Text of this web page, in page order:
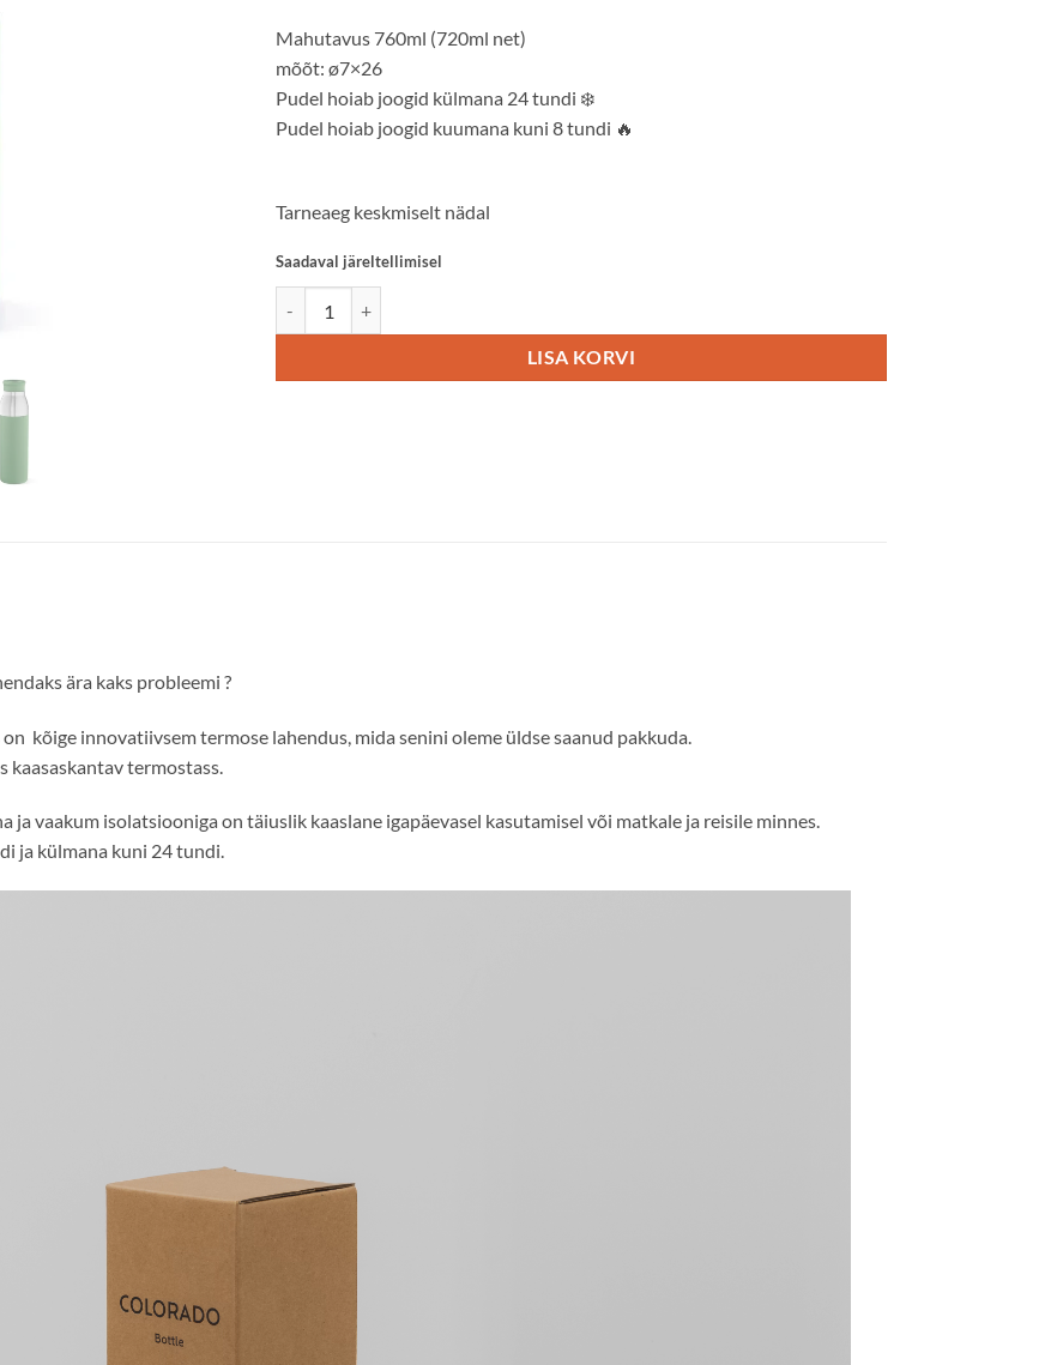
Mahutavus 760ml (720ml net)
mõõt: ø7×26
Pudel hoiab joogid külmana 24 tundi ❄️
Pudel hoiab joogid kuumana kuni 8 tundi 🔥
Tarneaeg keskmiselt nädal
Saadaval järeltellimisel
LISA KORVI
ära kaks probleemi ?
kõige innovatiivsem termose lahendus, mida senini oleme üldse saanud pakkuda.
kaasaskantav termostass.
ja vaakum isolatsiooniga on täiuslik kaaslane igapäevasel kasutamisel või matkale ja reisile minnes.
ja külmana kuni 24 tundi.